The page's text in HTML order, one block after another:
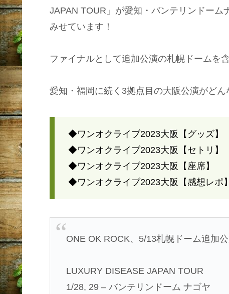
JAPAN TOUR」が愛知・バンテリンドー
みせています！
ファイナルとして追加公演の札幌ドームを
愛知・福岡に続く3拠点目の大阪公演がど
◆ワンオクライブ2023大阪【グッズ】
◆ワンオクライブ2023大阪【セトリ】
◆ワンオクライブ2023大阪【座席】
◆ワンオクライブ2023大阪【感想レポ】
ONE OK ROCK、5/13札幌ドーム追加
LUXURY DISEASE JAPAN TOUR
1/28, 29 – バンテリンドーム ナゴヤ